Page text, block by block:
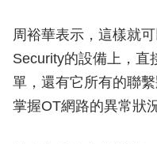
周裕華表示，這樣就
Security的設備上，直
單，還有它所有的聯
掌握OT網路的異常狀